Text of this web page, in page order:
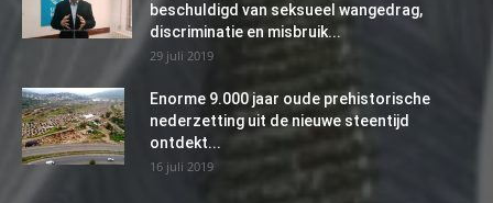
beschuldigd van seksueel wangedrag,
discriminatie en misbruik...
29 juli 2019
Enorme 9.000 jaar oude prehistorische
nederzetting uit de nieuwe steentijd
ontdekt...
16 juli 2019